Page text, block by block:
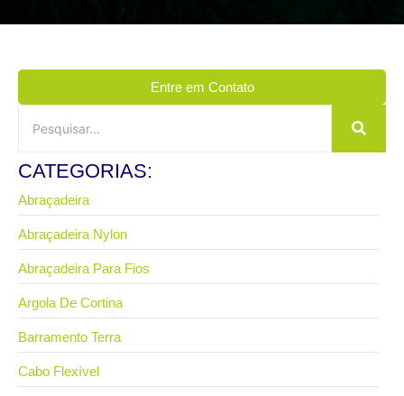
Entre em Contato
CATEGORIAS:
Abraçadeira
Abraçadeira Nylon
Abraçadeira Para Fios
Argola De Cortina
Barramento Terra
Cabo Flexível